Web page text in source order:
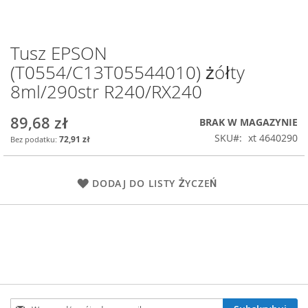
Przejdź
na
początek
galerii
Tusz EPSON
(T0554/C13T05544010) żółty
8ml/290str R240/RX240
89,68 zł
72,91 zł
BRAK W MAGAZYNIE
SKU
xt 4640290
DODAJ DO LISTY ŻYCZEŃ
Subskrybuj